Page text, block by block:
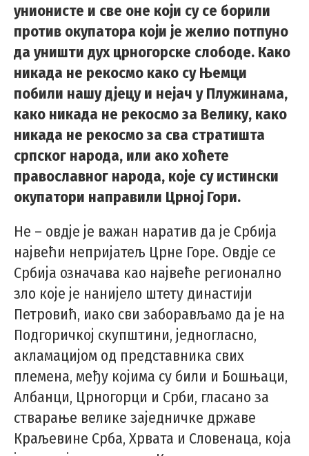
унионисте и све оне који су се борили
против окупатора који је желио потпуно
да уништи дух црногорске слободе. Како
никада не рекосмо како су Њемци
побили нашу дјецу и нејач у Плужинама,
како никада не рекосмо за Велику, како
никада не рекосмо за сва стратишта
српског народа, или ако хоћете
православног народа, које су истински
окупатори направили Црној Гори.
Не – овдје је важан наратив да је Србија
највећи непријатељ Црне Горе. Овдје се
Србија означава као највеће регионално
зло које је нанијело штету династији
Петровић, иако сви заборављамо да је на
Подгоричкој скупштини, једногласно,
акламацијом од представника свих
племена, међу којима су били и Бошњаци,
Албанци, Црногорци и Срби, гласано за
стварање велике заједничке државе
Краљевине Срба, Хрвата и Словенаца, која